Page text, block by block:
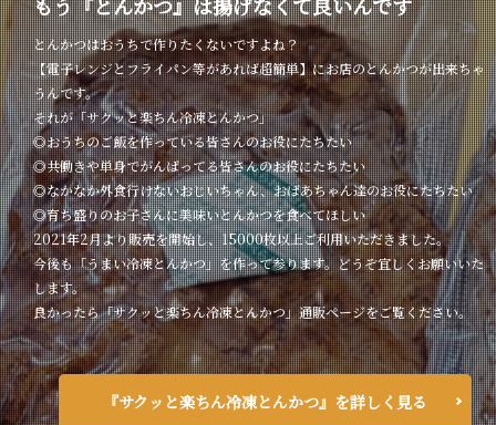
とんかつはおうちで作りたくないですよね？
【電子レンジとフライパン等があれば超簡単】にお店のとんかつが出来ちゃ
うんです。
それが「サクッと楽ちん冷凍とんかつ」
◎おうちのご飯を作っている皆さんのお役にたちたい
◎共働きや単身でがんばってる皆さんのお役にたちたい
◎なかなか外食行けないおじいちゃん、おばあちゃん達のお役にたちたい
◎育ち盛りのお子さんに美味いとんかつを食べてほしい
2021年2月より販売を開始し、15000枚以上ご利用いただきました。
今後も「うまい冷凍とんかつ」を作って参ります。どうぞ宜しくお願いいた
します。
良かったら「サクッと楽ちん冷凍とんかつ」通販ページをご覧ください。
『サクッと楽ちん冷凍とんかつ』を詳しく見る